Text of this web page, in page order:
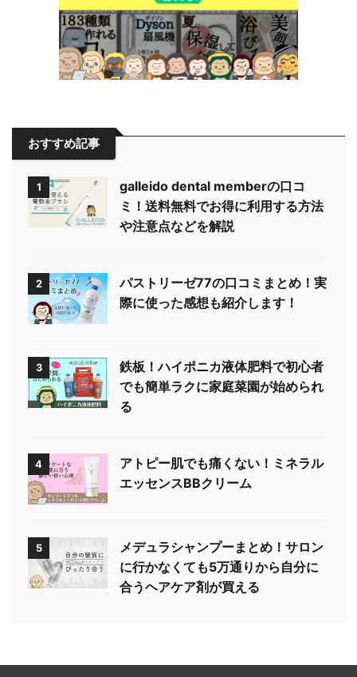
おすすめ記事
1
galleido dental memberの口コ
ミ！送料無料でお得に利用する方法
や注意点などを解説
2
パストリーゼ77の口コミまとめ！実
際に使った感想も紹介します！
3
鉄板！ハイポニカ液体肥料で初心者
でも簡単ラクに家庭菜園が始められ
る
4
アトピー肌でも痛くない！ミネラル
エッセンスBBクリーム
5
メデュラシャンプーまとめ！サロン
に行かなくても5万通りから自分に
合うヘアケア剤が買える